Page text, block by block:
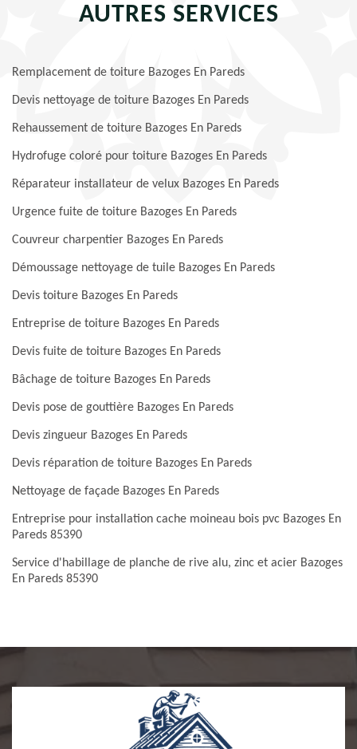
AUTRES SERVICES
Remplacement de toiture Bazoges En Pareds
Devis nettoyage de toiture Bazoges En Pareds
Rehaussement de toiture Bazoges En Pareds
Hydrofuge coloré pour toiture Bazoges En Pareds
Réparateur installateur de velux Bazoges En Pareds
Urgence fuite de toiture Bazoges En Pareds
Couvreur charpentier Bazoges En Pareds
Démoussage nettoyage de tuile Bazoges En Pareds
Devis toiture Bazoges En Pareds
Entreprise de toiture Bazoges En Pareds
Devis fuite de toiture Bazoges En Pareds
Bâchage de toiture Bazoges En Pareds
Devis pose de gouttière Bazoges En Pareds
Devis zingueur Bazoges En Pareds
Devis réparation de toiture Bazoges En Pareds
Nettoyage de façade Bazoges En Pareds
Entreprise pour installation cache moineau bois pvc Bazoges En
Pareds 85390
Service d'habillage de planche de rive alu, zinc et acier Bazoges
En Pareds 85390